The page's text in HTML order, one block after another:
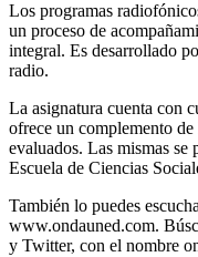
Los programas
un proceso de
integral. Es desarrollado
radio.
La asignatura cuenta con
ofrece un complemento de
evaluados. Las mismas se
Escuela de Ciencias
También lo puedes
www.ondauned.com.
y Twitter, con el nombre